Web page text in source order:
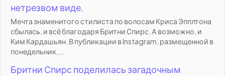
нетрезвом виде.
Мечта знаменитого стилиста по волосам Криса Эпплтона
сбылась, и всё благодаря Бритни Спирс. А возможно, и
Ким Кардашьян. В публикации в Instagram, размещенной в
понедельник,...
Бритни Спирс поделилась загадочным